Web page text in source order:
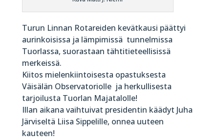
Turun Linnan Rotareiden kevätkausi päättyi
aurinkoisissa ja lämpimissä tunnelmissa
Tuorlassa, suorastaan tähtitieteellisissä
merkeissä.
Kiitos mielenkiintoisesta opastuksesta
Väisälän Observatoriolle ja herkullisesta
tarjoilusta Tuorlan Majatalolle!
Illan aikana vaihtuivat presidentin käädyt Juha
Järviseltä Liisa Sippelille, onnea uuteen
kauteen!